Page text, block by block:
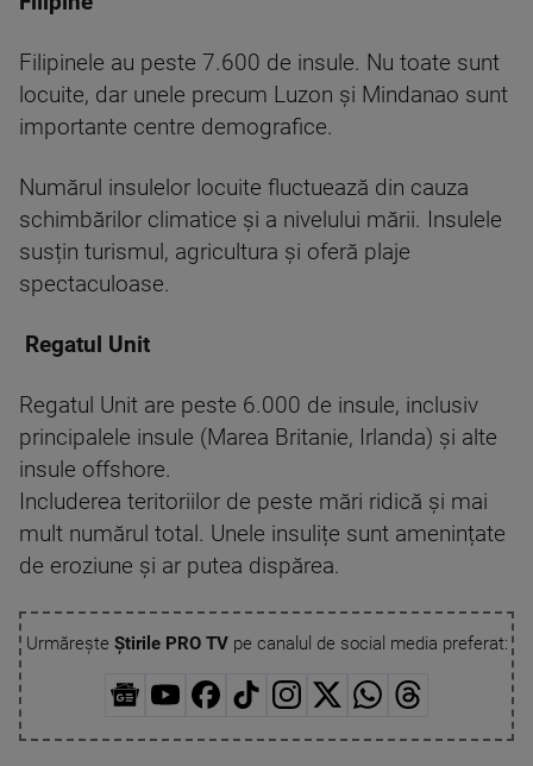
Filipinele au peste 7.600 de insule. Nu toate sunt
locuite, dar unele precum Luzon și Mindanao sunt
importante centre demografice.
Numărul insulelor locuite fluctuează din cauza
schimbărilor climatice și a nivelului mării. Insulele
susțin turismul, agricultura și oferă plaje
spectaculoase.
Regatul Unit
Regatul Unit are peste 6.000 de insule, inclusiv
principalele insule (Marea Britanie, Irlanda) și alte
insule offshore.
Includerea teritoriilor de peste mări ridică și mai
mult numărul total. Unele insulițe sunt amenințate
de eroziune și ar putea dispărea.
Urmărește Știrile PRO TVpe canalul de social media preferat: